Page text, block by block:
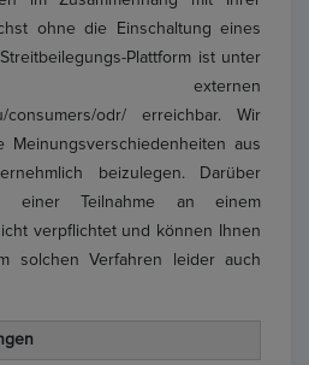
ohne die Einschaltung eines
Plattform ist unter
consumers/odr/ erreichbar. Wir
Meinungsverschiedenheiten aus
beizulegen. Darüber
Teilnahme an einem
verpflichtet und können Ihnen
solchen Verfahren leider auch